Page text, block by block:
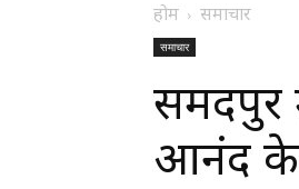
होम समाचार
समाचार
समदपुर
आनंद